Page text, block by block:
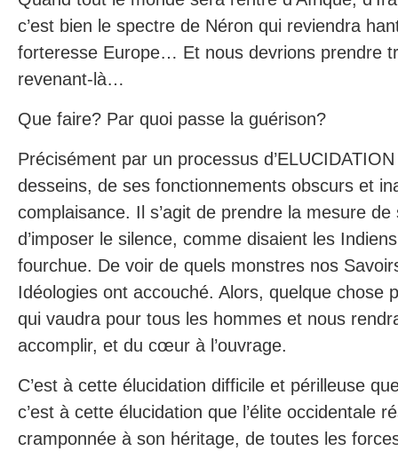
c’est bien le spectre de Néron qui reviendra
forteresse Europe… Et nous devrions prendre
revenant-là…
Que faire? Par quoi passe la guérison?
Précisément par un processus
desseins, de ses fonctionnements obscurs et
complaisance. Il s’agit de prendre la mesure
d’imposer le silence, comme disaient les
fourchue. De voir de quels monstres nos
Idéologies ont accouché. Alors, quelque chose
qui vaudra pour tous les hommes et nous
accomplir, et du cœur à l’ouvrage.
C’est à cette élucidation difficile et périlleuse
c’est à cette élucidation que l’élite occidentale
cramponnée à son héritage, de toutes les